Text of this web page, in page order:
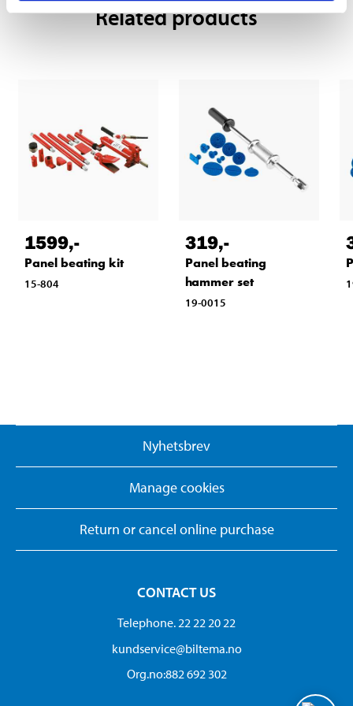
Related products
1599,-
Panel beating kit
15-804
319,-
Panel beating
hammer set
19-0015
Nyhetsbrev
Manage cookies
Return or cancel online purchase
CONTACT US
Telephone. 22 22 20 22
kundservice@biltema.no
Org.no:882 692 302